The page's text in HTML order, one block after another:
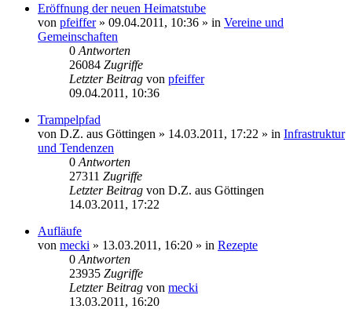
Eröffnung der neuen Heimatstube
von pfeiffer» 09.04.2011, 10:36 » in Vereine und
Gemeinschaften
0 Antworten
26084 Zugriffe
Letzter Beitrag von pfeiffer
09.04.2011, 10:36
Trampelpfad
von D.Z. aus Göttingen » 14.03.2011, 17:22 » in Infrastruktur
und Tendenzen
0 Antworten
27311 Zugriffe
Letzter Beitrag von D.Z. aus Göttingen
14.03.2011, 17:22
Aufläufe
von mecki » 13.03.2011, 16:20 » in Rezepte
0 Antworten
23935 Zugriffe
Letzter Beitrag von mecki
13.03.2011, 16:20